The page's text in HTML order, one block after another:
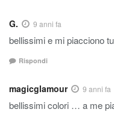
G. 9 anni fa
bellissimi e mi piacciono
Rispondi
magicglamour 9 anni fa
bellissimi colori … a me